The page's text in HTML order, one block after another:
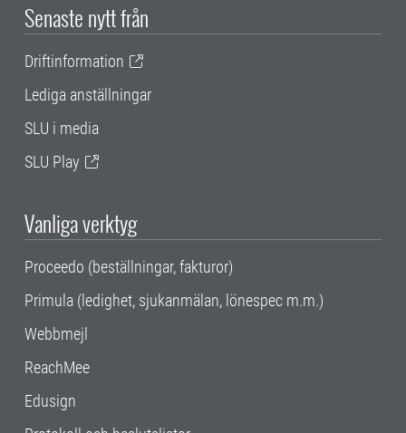
Senaste nytt från
Driftinformation
Lediga anställningar
SLU i media
SLU Play
Vanliga verktyg
Proceedo (beställningar, fakturor)
Primula (ledighet, sjukanmälan, lönespec m.m.)
Webbmejl
ReachMee
Edusign